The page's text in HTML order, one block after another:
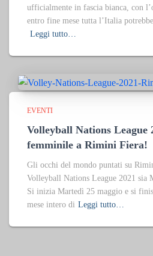
ufficialmente in fascia bianca, con
entro fine mese tutta l’Italia
Leggi tutto…
EVENTI
Volleyball Nations League
femminile a Rimini Fiera!
Gli occhi del mondo puntati su
Volleyball Nations League 2021 sia
Si inizia Martedì 25 maggio e si
mese intero di Leggi tutto…